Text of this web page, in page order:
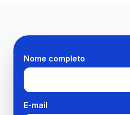
Nome completo
E-mail